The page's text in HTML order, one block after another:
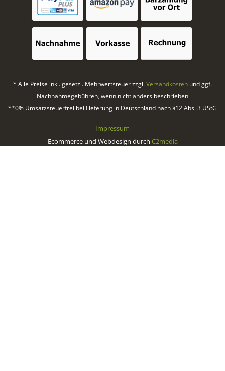
* Alle Preise inkl. gesetzl. Mehrwertsteuer zzgl.Versandkosten und ggf.
Nachnahmegebühren, wenn nicht anders beschrieben
**0% Umsatzsteuerfrei bei Lieferung in Deutschland nach §12 Abs. 3 UStG
Impressum
Ecommerce und Webdesign durch C2media